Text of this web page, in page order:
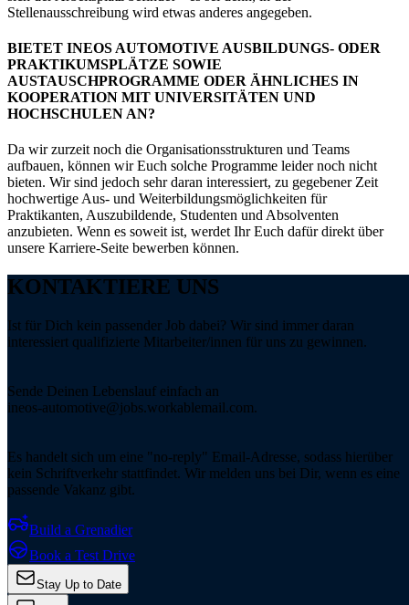
Stellenausschreibung wird etwas anderes angegeben.
BIETET INEOS AUTOMOTIVE AUSBILDUNGS- ODER
PRAKTIKUMSPLÄTZE SOWIE
AUSTAUSCHPROGRAMME ODER ÄHNLICHES IN
KOOPERATION MIT UNIVERSITÄTEN UND
HOCHSCHULEN AN?
Da wir zurzeit noch die Organisationsstrukturen und Teams
aufbauen, können wir Euch solche Programme leider noch nicht
bieten. Wir sind jedoch sehr daran interessiert, zu gegebener Zeit
hochwertige Aus- und Weiterbildungsmöglichkeiten für
Praktikanten, Auszubildende, Studenten und Absolventen
anzubieten. Wenn es soweit ist, werdet Ihr Euch dafür direkt über
unsere Karriere-Seite bewerben können.
KONTAKTIERE UNS
Ist für Dich kein passender Job dabei? Wir sind immer daran
interessiert qualifizierte Mitarbeiter/innen für uns zu gewinnen.
Sende Deinen Lebenslauf einfach an
ineos-automotive@jobs.workablemail.com.
Es handelt sich um eine "no-reply" Email-Adresse, sodass hierüber
kein Schriftverkehr stattfindet. Wir melden uns bei Dir, wenn es eine
passende Vakanz gibt.
Build a Grenadier
Book a Test Drive
Stay Up to Date